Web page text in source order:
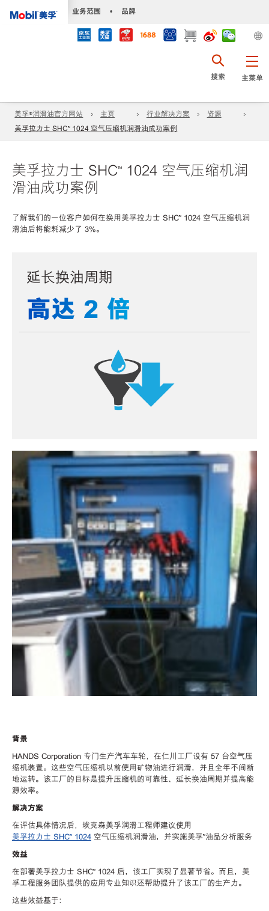
业务范围 • 品牌
主菜单
搜索
美孚®润滑油官方网站 主页 行业解决方案
资源
美孚拉力士 SHC™ 1024 空气压缩机润滑油成功案例
美孚拉力士 SHC™ 1024 空气压缩机润
滑油成功案例
了解我们的一位客户如何在换用美孚拉力士 SHC™ 1024 空气压缩机润
滑油后将能耗减少了 3%。
延长换油周期
高达 2 倍
背景
HANDS Corporation 专门生产汽车车轮，在仁川工厂设有 57 台空气压
缩机装置。这些空气压缩机以前使用矿物油进行润滑，并且全年不间断
地运转。该工厂的目标是提升压缩机的可靠性、延长换油周期并提高能
源效率。
解决方案
在评估具体情况后，埃克森美孚润滑工程师建议使用
美孚拉力士 SHC™ 1024 空气压缩机润滑油，并实施美孚™油品分析服务
效益
在部署美孚拉力士 SHC™ 1024 后，该工厂实现了显著节省。而且，美
孚工程服务团队提供的应用专业知识还帮助提升了该工厂的生产力。
这些效益基于：